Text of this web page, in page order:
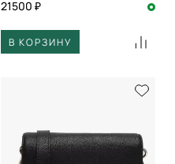
21500 ₽
В КОРЗИНУ